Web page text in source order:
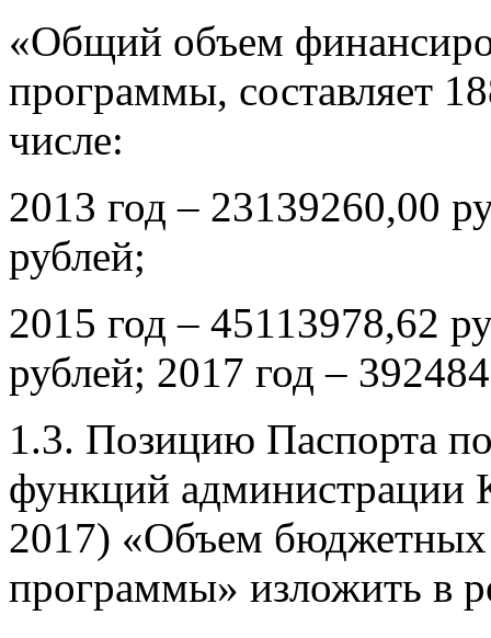
«Общий объем
программы, составляет
числе:
2013 год – 23139260,00
рублей;
2015 год – 45113978,62
рублей; 2017 год –
1.3. Позицию Паспорта
функций администрации
2017) «Объем бюджетных
программы» изложить в